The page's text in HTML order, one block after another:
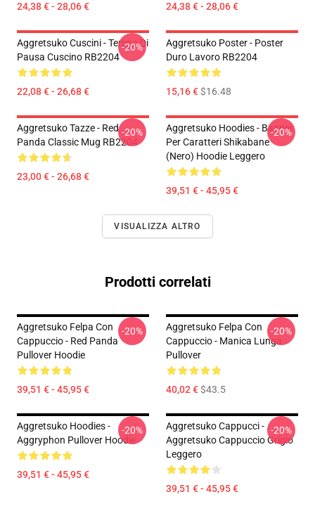
24,38 € - 28,06 € 24,38 € - 28,06 €
Aggretsuko Cuscini - Tempo Di
Pausa Cuscino RB2204
22,08 € - 26,68 €
-20%
Aggretsuko Poster - Poster
Duro Lavoro RB2204
15,16 €$16.48
Aggretsuko Tazze - Red
Panda Classic Mug RB2204
23,00 € - 26,68 €
-20%
Aggretsuko Hoodies - Banner
Per Caratteri Shikabane
(nero) Hoodie Leggero
39,51 € - 45,95 €
-20%
VISUALIZZA ALTRO
Prodotti correlati
Aggretsuko Felpa Con
Cappuccio - Red Panda
Pullover Hoodie
39,51 € - 45,95 €
-20%
Aggretsuko Felpa Con
Cappuccio - Manica Lunga
Pullover
40,02 €$43.5
-20%
Aggretsuko Hoodies -
Aggryphon Pullover Hoodie
39,51 € - 45,95 €
-20%
Aggretsuko Cappucci -
Aggretsuko Cappuccio Grigio
Leggero
39,51 € - 45,95 €
-20%